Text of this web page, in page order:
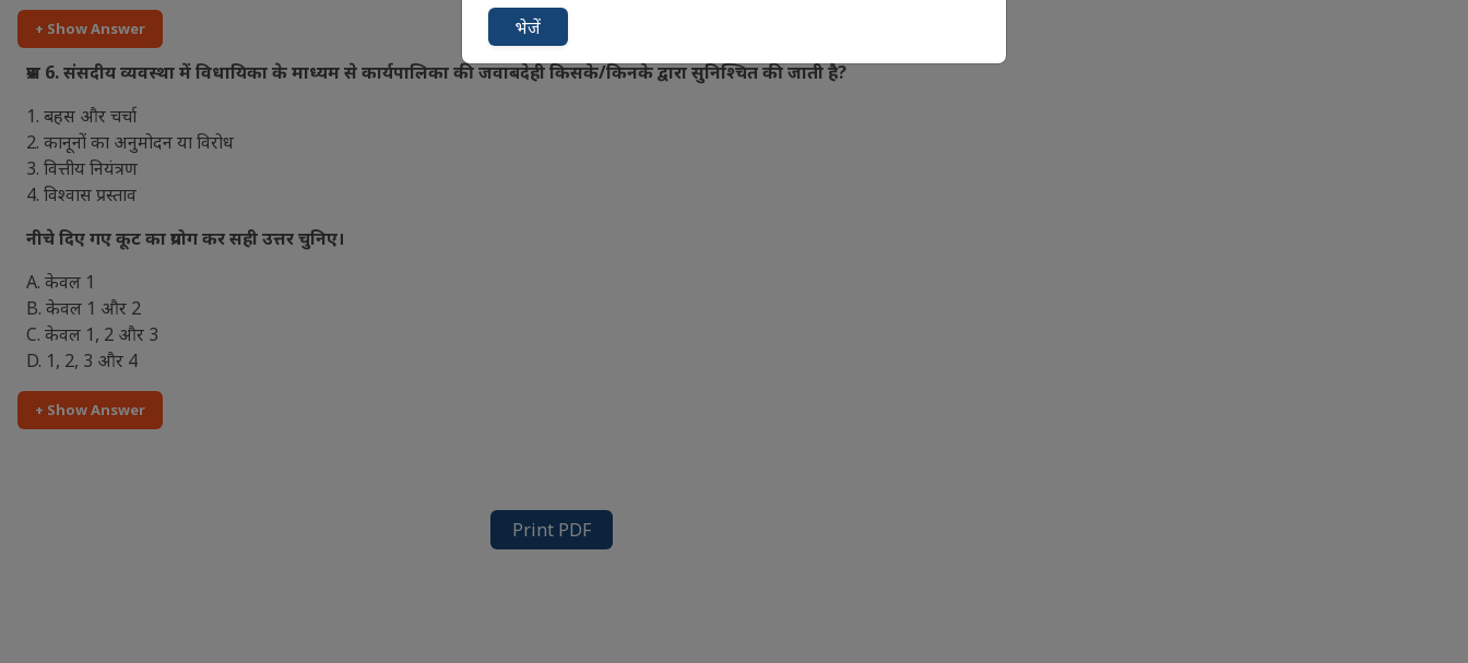
+ Show Answer
प्रश्न 6. संसदीय व्यवस्था में विधायिका के माध्यम से कार्यपालिका की जवाबदेही किसके/किनके द्वारा सुनिश्चित की जाती है?
1. बहस और चर्चा
2. कानूनों का अनुमोदन या विरोध
3. वित्तीय नियंत्रण
4. विश्वास प्रस्ताव
नीचे दिए गए कूट का प्रयोग कर सही उत्तर चुनिए।
A. केवल 1
B. केवल 1 और 2
C. केवल 1, 2 और 3
D. 1, 2, 3 और 4
+ Show Answer
Print PDF
भेजें